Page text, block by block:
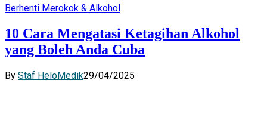
Berhenti Merokok & Alkohol
10 Cara Mengatasi Ketagihan Alkohol
yang Boleh Anda Cuba
By Staf HeloMedik29/04/2025